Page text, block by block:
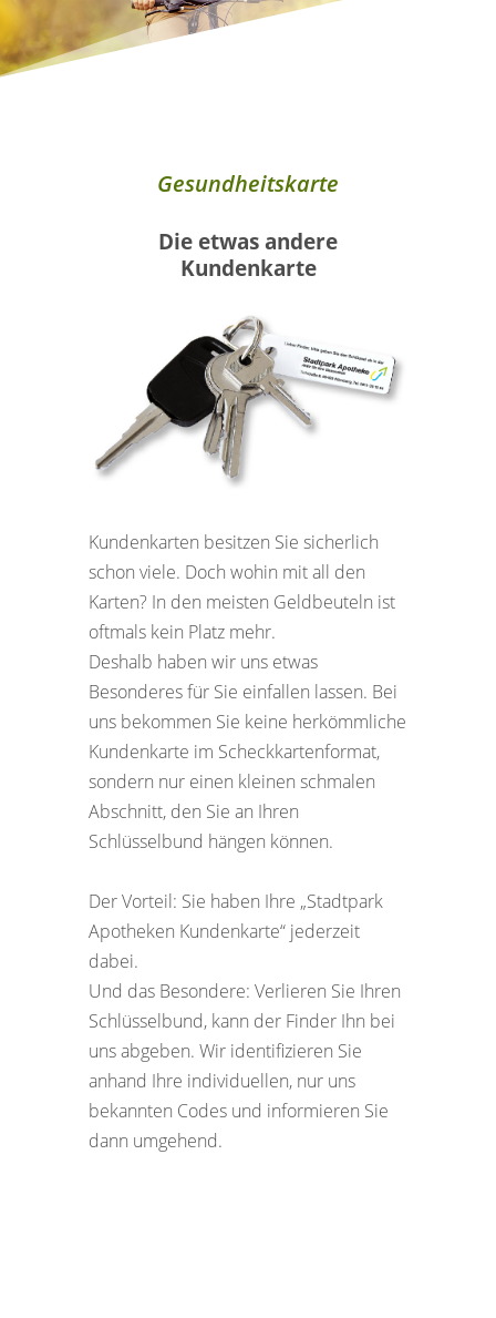
Gesundheitskarte
Die etwas andere
Kundenkarte
Kundenkarten besitzen Sie sicherlich
schon viele. Doch wohin mit all den
Karten? In den meisten Geldbeuteln ist
oftmals kein Platz mehr.
Deshalb haben wir uns etwas
Besonderes für Sie einfallen lassen. Bei
uns bekommen Sie keine herkömmliche
Kundenkarte im Scheckkartenformat,
sondern nur einen kleinen schmalen
Abschnitt, den Sie an Ihren
Schlüsselbund hängen können.
Der Vorteil: Sie haben Ihre „Stadtpark
Apotheken Kundenkarte“ jederzeit
dabei.
Und das Besondere: Verlieren Sie Ihren
Schlüsselbund, kann der Finder Ihn bei
uns abgeben. Wir identifizieren Sie
anhand Ihre individuellen, nur uns
bekannten Codes und informieren Sie
dann umgehend.